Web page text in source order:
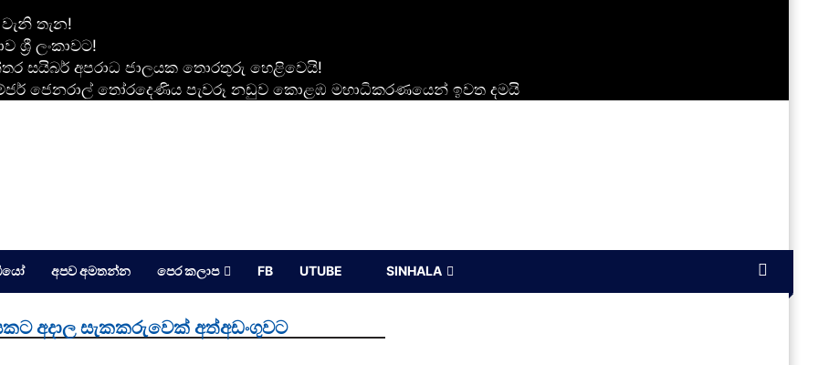
තැන!
ලංකාවට!
සයිබර් අපරාධ ජාලයක තොරතුරු හෙළිවෙයි!
ජෙනරාල් තෝරදෙණිය පැවරූ නඩුව කොළඹ මහාධිකරණයෙන් ඉවත දමයි
අපව අමතන්න පෙර කලාප FB UTUBE SINHALA
අදාල සැකකරුවෙක් අත්අඩංගුවට